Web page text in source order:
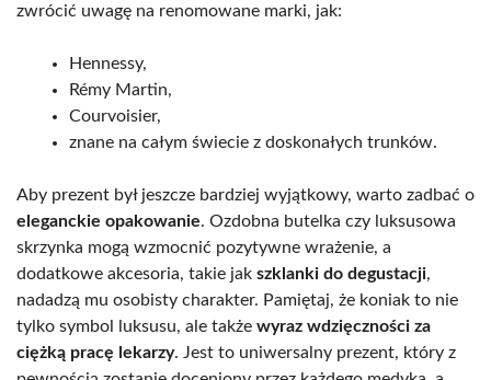
zwrócić uwagę na renomowane marki, jak:
Hennessy,
Rémy Martin,
Courvoisier,
znane na całym świecie z doskonałych trunków.
Aby prezent był jeszcze bardziej wyjątkowy, warto zadbać o
eleganckie opakowanie. Ozdobna butelka czy luksusowa
skrzynka mogą wzmocnić pozytywne wrażenie, a
dodatkowe akcesoria, takie jak szklanki do degustacji,
nadadzą mu osobisty charakter. Pamiętaj, że koniak to nie
tylko symbol luksusu, ale także wyraz wdzięczności za
ciężką pracę lekarzy. Jest to uniwersalny prezent, który z